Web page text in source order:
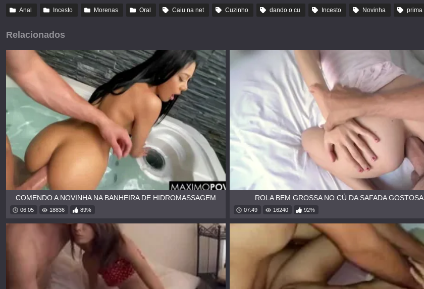
Anal Incesto Morenas Oral Caiu na net Cuzinho dando o cu Incesto Novinha prima
Relacionados
COMENDO A NOVINHA NA BANHEIRA DE HIDROMASSAGEM
06:05 18836 89%
ROLA BEM GROSSA NO CÚ DA SAFADA GOSTOSA
07:49 16240 92%